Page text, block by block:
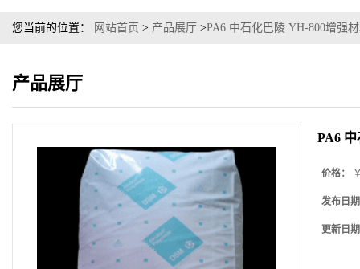
您当前的位置： 网站首页 > 产品展厅 >PA6 中石化巴陵 YH-800增强
产品展厅
PA6
价格：
发布日
更新日